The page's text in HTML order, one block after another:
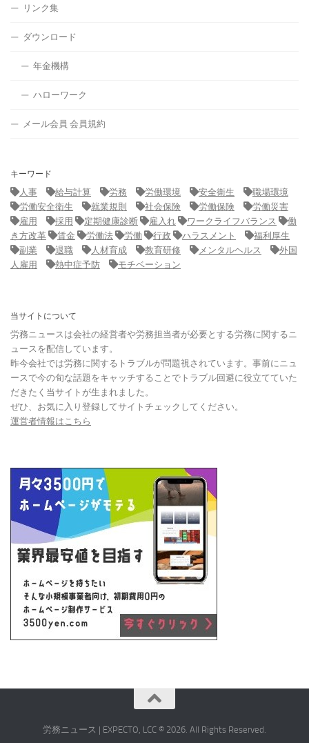
リンク集
ダウンロード
年金機構
ハローワーク
メール会員 会員規約
キーワード
人事
給与計算 労務 労働環境 安全衛生
職場環境
労働安全衛生
就業規則 社会保険 労働保険
労働災害
雇用
採用 定期健康診断 雇入れ ワークライフバランス
働
き方改革
賃金 労働法 労働 行政 ハラスメント
福利厚生
副業
退職 人材育成 教育研修 メンタルヘルス
外国
人雇用
熱中症予防 モチベーション
当サイトについて
労務ニュースは会社の経営者や労務担当者が必要とする労務に関するニ
ュースを配信しています。
昨今会社では労務に関するトラブルが問題視されています。事前にニュ
ースで今の旬な話題をキャッチすることでトラブル回避に役立てていた
だきたく当サイトが生まれました。
ぜひ、お気に入り登録してサイトチェックしてください。
運営者情報はこちら
労務ニュース | EXPECTO, LCC © 2026. All Rights Reserved.